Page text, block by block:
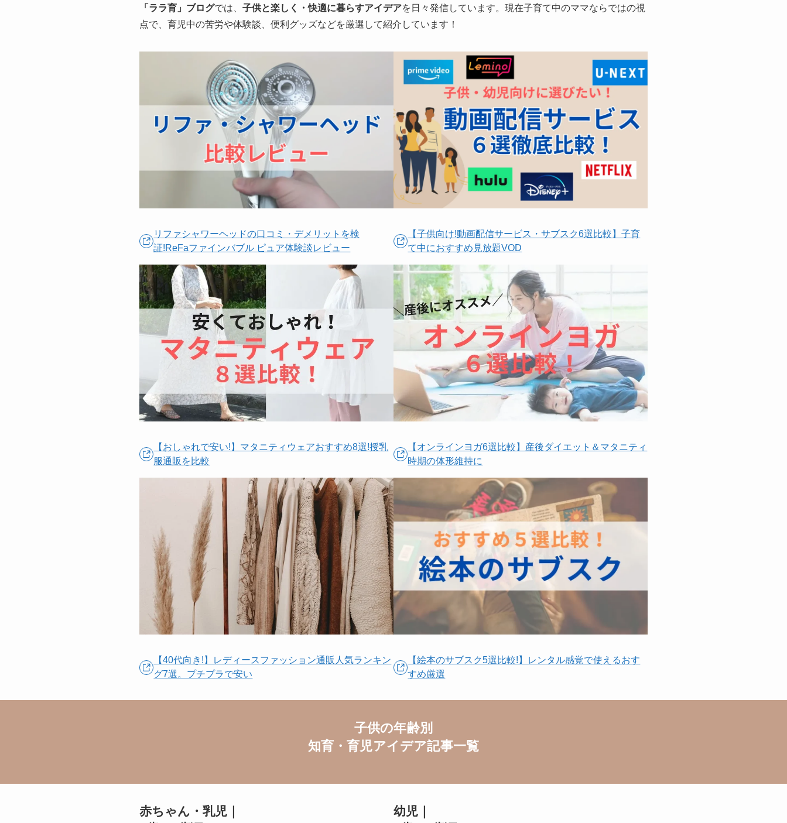
「ララ育」ブログでは、 子供と楽しく・快適に暮らすアイデアを日々発信しています。現在子育て中のママならではの視
点で、育児中の苦労や体験談、便利グッズなどを厳選して紹介しています！
リファシャワーヘッドの口コミ・デメリットを検
証!ReFaファインバブル ピュア体験談レビュー
【子供向け!動画配信サービス・サブスク6選比較】子育
て中におすすめ見放題VOD
【おしゃれで安い!】マタニティウェアおすすめ8選!授乳
服通販を比較
【オンラインヨガ6選比較】産後ダイエット＆マタニティ
時期の体形維持に
【40代向き!】レディースファッション通販人気ランキン
グ7選。プチプラで安い
【絵本のサブスク5選比較!】レンタル感覚で使えるおす
すめ厳選
子供の年齢別
知育・育児アイデア記事一覧
赤ちゃん・乳児｜
幼児｜